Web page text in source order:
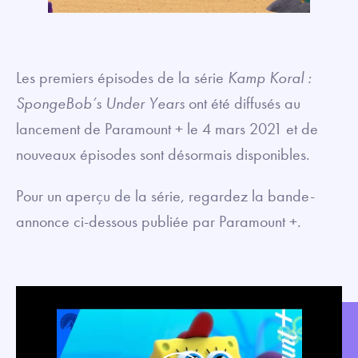
Les premiers épisodes de la série Kamp Koral :
SpongeBob’s Under Years ont été diffusés au
lancement de Paramount + le 4 mars 2021 et de
nouveaux épisodes sont désormais disponibles.
Pour un aperçu de la série, regardez la bande-
annonce ci-dessous publiée par Paramount +.